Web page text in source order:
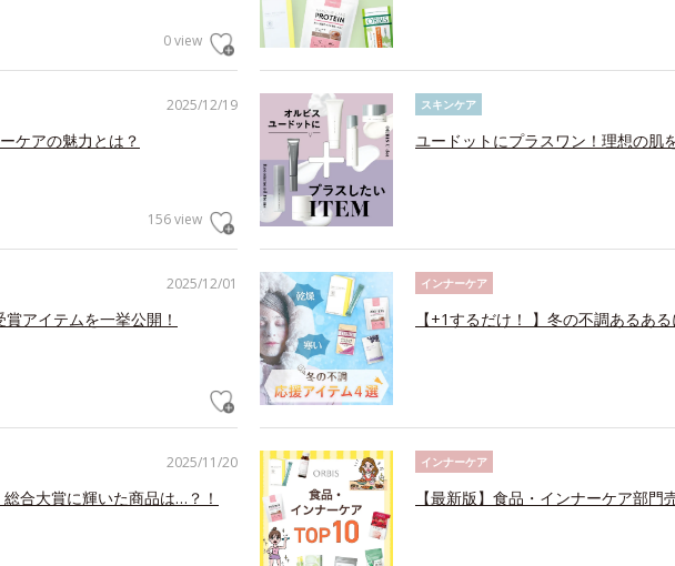
0 view
2025/12/19
ケアの魅力とは？
156 view
スキンケア
ユードットにプラスワン！理想の肌
2025/12/01
アイテムを一挙公開！
インナーケア
【+1するだけ！ 】冬の不調あるあ
2025/11/20
合大賞に輝いた商品は…？！
インナーケア
【最新版】食品・インナーケア部門